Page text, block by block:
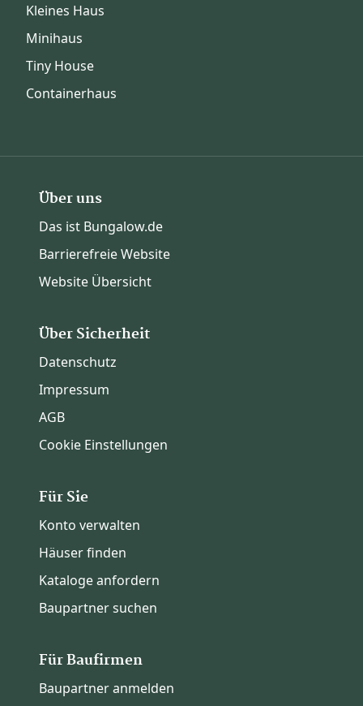
Kleines Haus
Minihaus
Tiny House
Containerhaus
Über uns
Das ist Bungalow.de
Barrierefreie Website
Website Übersicht
Über Sicherheit
Datenschutz
Impressum
AGB
Cookie Einstellungen
Für Sie
Konto verwalten
Häuser finden
Kataloge anfordern
Baupartner suchen
Für Baufirmen
Baupartner anmelden